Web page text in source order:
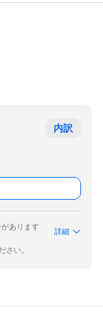
内訳
あります
詳細
さい。